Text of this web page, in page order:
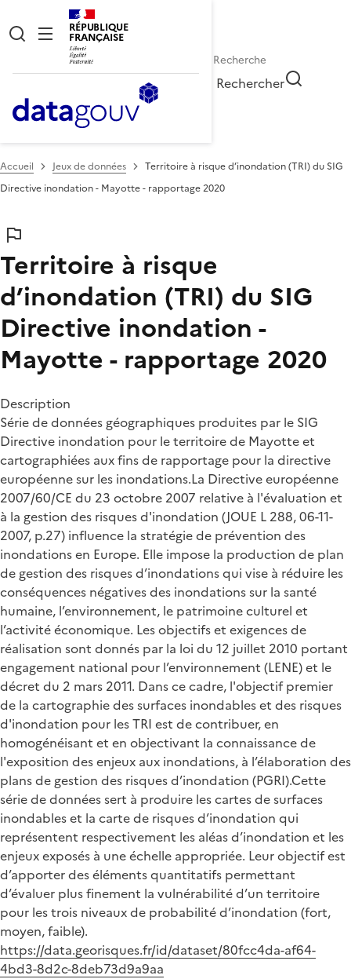
RÉPUBLIQUE
FRANÇAISE
Rechercher
Accueil Jeux de données
Territoire à risque d’inondation (TRI) du SIG
Directive inondation - Mayotte - rapportage 2020
Territoire à risque
d’inondation (TRI) du SIG
Directive inondation -
Mayotte - rapportage 2020
Description
Série de données géographiques produites par le SIG
Directive inondation pour le territoire de Mayotte et
cartographiées aux fins de rapportage pour la directive
européenne sur les inondations.La Directive européenne
2007/60/CE du 23 octobre 2007 relative à l'évaluation et
à la gestion des risques d'inondation (JOUE L 288, 06-11-
2007, p.27) influence la stratégie de prévention des
inondations en Europe. Elle impose la production de plan
de gestion des risques d’inondations qui vise à réduire les
conséquences négatives des inondations sur la santé
humaine, l’environnement, le patrimoine culturel et
l’activité économique. Les objectifs et exigences de
réalisation sont donnés par la loi du 12 juillet 2010 portant
engagement national pour l’environnement (LENE) et le
décret du 2 mars 2011. Dans ce cadre, l'objectif premier
de la cartographie des surfaces inondables et des risques
d'inondation pour les TRI est de contribuer, en
homogénéisant et en objectivant la connaissance de
l'exposition des enjeux aux inondations, à l’élaboration des
plans de gestion des risques d’inondation (PGRI).Cette
série de données sert à produire les cartes de surfaces
inondables et la carte de risques d’inondation qui
représentent respectivement les aléas d’inondation et les
enjeux exposés à une échelle appropriée. Leur objectif est
d’apporter des éléments quantitatifs permettant
d’évaluer plus finement la vulnérabilité d’un territoire
pour les trois niveaux de probabilité d’inondation (fort,
moyen, faible).
https://data.georisques.fr/id/dataset/80fcc4da-af64-
4bd3-8d2c-8deb73d9a9aa